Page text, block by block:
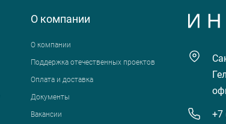
О компании
О компании
Поддержка отечественных проектов
Оплата и доставка
Документы
Вакансии
+7